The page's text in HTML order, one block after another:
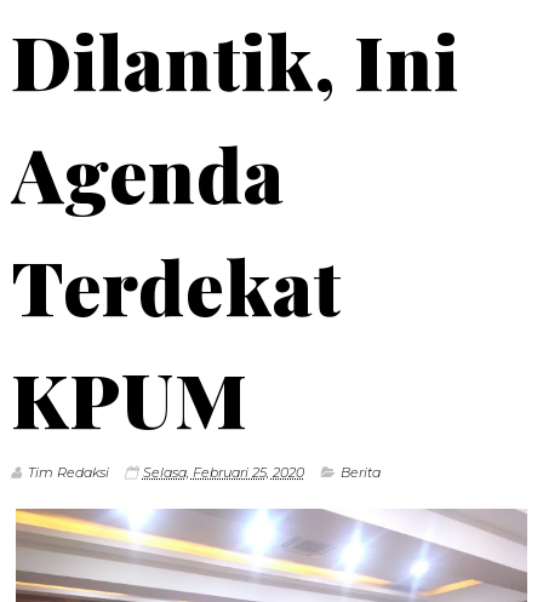
Dilantik, Ini
Agenda
Terdekat
KPUM
Tim Redaksi Selasa, Februari 25, 2020 Berita